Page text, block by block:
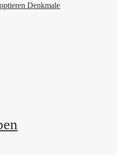
Denkmale